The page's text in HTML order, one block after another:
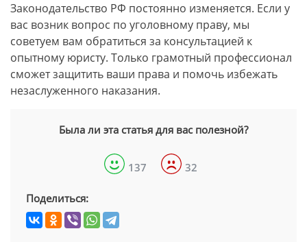
Законодательство РФ постоянно изменяется. Если у
вас возник вопрос по уголовному праву, мы
советуем вам обратиться за консультацией к
опытному юристу. Только грамотный профессионал
сможет защитить ваши права и помочь избежать
незаслуженного наказания.
Была ли эта статья для вас полезной?
137 32
Поделиться: